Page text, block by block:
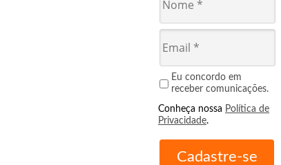
Eu concordo em
receber comunicações.
Conheça nossa Política de
Privacidade.